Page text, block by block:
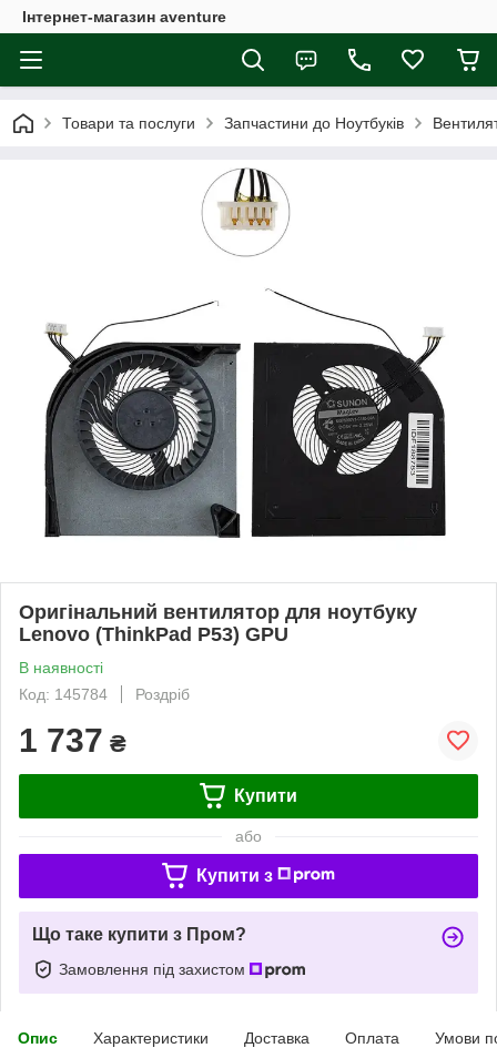
Інтернет-магазин aventure
Товари та послуги Запчастини до Ноутбуків
Оригінальний вентилятор для ноутбуку
Lenovo (ThinkPad P53) GPU
В наявності
Код: 145784
Роздріб
1 737 ₴
Купити
або
Купити з
Що таке купити з Пром?
Замовлення під захистом
Опис Характеристики Доставка Оплата Умови